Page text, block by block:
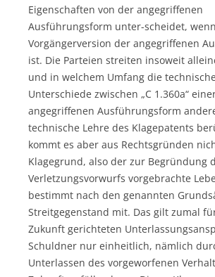
Eigenschaften von der angegriffenen
Ausführungsform unter-scheidet,
Vorgängerversion der angegriffenen
ist. Die Parteien streiten insoweit
und in welchem Umfang die
Unterschiede zwischen „C 1.360a“
angegriffenen Ausführungsform
technische Lehre des Klagepatents
kommt es aber aus Rechtsgründen
Klagegrund, also der zur Begründung
Verletzungsvorwurfs vorgebrachte
bestimmt nach den genannten
Streitgegenstand mit. Das gilt zumal
Zukunft gerichteten
Schuldner nur einheitlich, nämlich
Unterlassen des vorgeworfenen